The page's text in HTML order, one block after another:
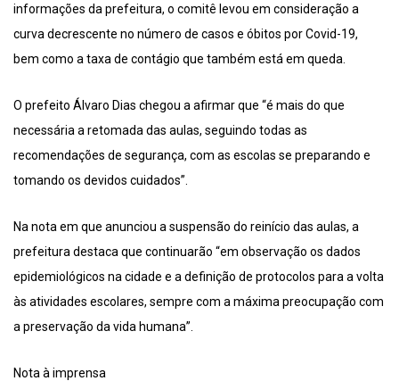
informações da prefeitura, o comitê levou em consideração a
curva decrescente no número de casos e óbitos por Covid-19,
bem como a taxa de contágio que também está em queda.
O prefeito Álvaro Dias chegou a afirmar que “é mais do que
necessária a retomada das aulas, seguindo todas as
recomendações de segurança, com as escolas se preparando e
tomando os devidos cuidados”.
Na nota em que anunciou a suspensão do reinício das aulas, a
prefeitura destaca que continuarão “em observação os dados
epidemiológicos na cidade e a definição de protocolos para a volta
às atividades escolares, sempre com a máxima preocupação com
a preservação da vida humana”.
Nota à imprensa